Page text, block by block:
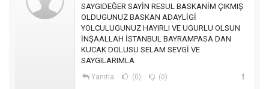
SAYGIDEĞER SAYİN RESUL BASKANİM ÇIKMIŞ
OLDUGUNUZ BASKAN ADAYLİGİ
YOLCULUGUNUZ HAYIRLI VE UGURLU OLSUN
İNŞAALLAH İSTANBUL BAYRAMPASA DAN
KUCAK DOLUSU SELAM SEVGİ VE
SAYGILARIMLA
Yanıtla (0) (0)